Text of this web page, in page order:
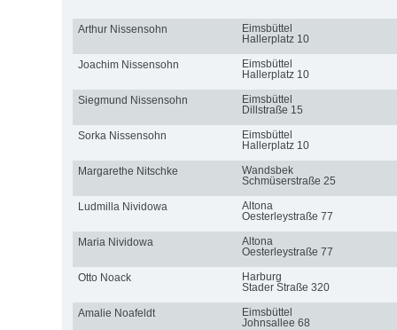
Arthur Nissensohn
Eimsbüttel
Hallerplatz 10
Joachim Nissensohn
Eimsbüttel
Hallerplatz 10
Siegmund Nissensohn
Eimsbüttel
Dillstraße 15
Sorka Nissensohn
Eimsbüttel
Hallerplatz 10
Margarethe Nitschke
Wandsbek
Schmüserstraße 25
Ludmilla Nividowa
Altona
Oesterleystraße 77
Maria Nividowa
Altona
Oesterleystraße 77
Otto Noack
Harburg
Stader Straße 320
Amalie Noafeldt
Eimsbüttel
Johnsallee 68